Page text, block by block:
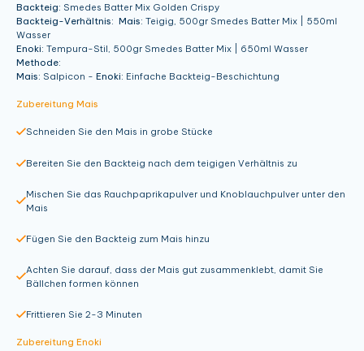
Backteig: Smedes Batter Mix Golden Crispy
Backteig-Verhältnis: Mais: Teigig, 500gr Smedes Batter Mix | 550ml
Wasser
Enoki: Tempura-Stil, 500gr Smedes Batter Mix | 650ml Wasser
Methode:
Mais: Salpicon - Enoki: Einfache Backteig-Beschichtung
Zubereitung Mais
Schneiden Sie den Mais in grobe Stücke
Bereiten Sie den Backteig nach dem teigigen Verhältnis zu
Mischen Sie das Rauchpaprikapulver und Knoblauchpulver unter den
Mais
Fügen Sie den Backteig zum Mais hinzu
Achten Sie darauf, dass der Mais gut zusammenklebt, damit Sie
Bällchen formen können
Frittieren Sie 2-3 Minuten
Zubereitung Enoki